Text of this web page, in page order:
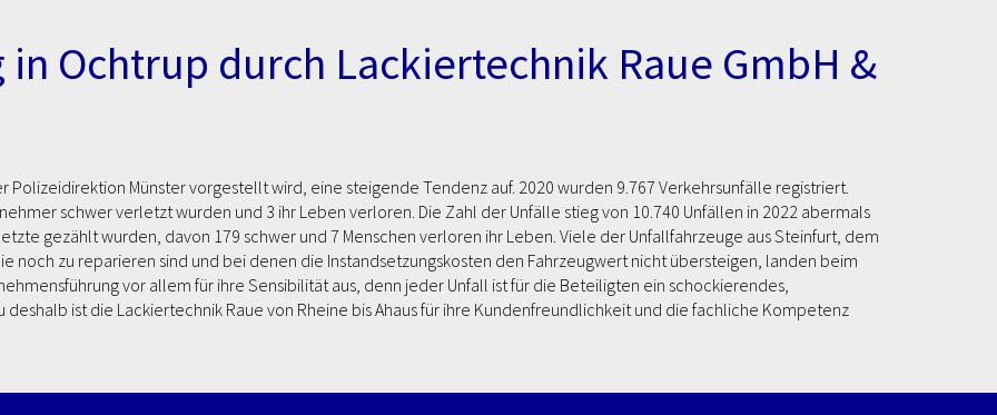
Ochtrup durch Lackiertechnik Raue GmbH &
Polizeidirektion Münster vorgestellt wird, eine steigende Tendenz auf. 2020 wurden 9.767 Verkehrsunfälle registriert.
schwer verletzt wurden und 3 ihr Leben verloren. Die Zahl der Unfälle stieg von 10.740 Unfällen in 2022 abermals
gezählt wurden, davon 179 schwer und 7 Menschen verloren ihr Leben. Viele der Unfallfahrzeuge aus Steinfurt, dem
noch zu reparieren sind und bei denen die Instandsetzungskosten den Fahrzeugwert nicht übersteigen, landen beim
vor allem für ihre Sensibilität aus, denn jeder Unfall ist für die Beteiligten ein schockierendes,
ist die Lackiertechnik Raue von Rheine bis Ahaus für ihre Kundenfreundlichkeit und die fachliche Kompetenz